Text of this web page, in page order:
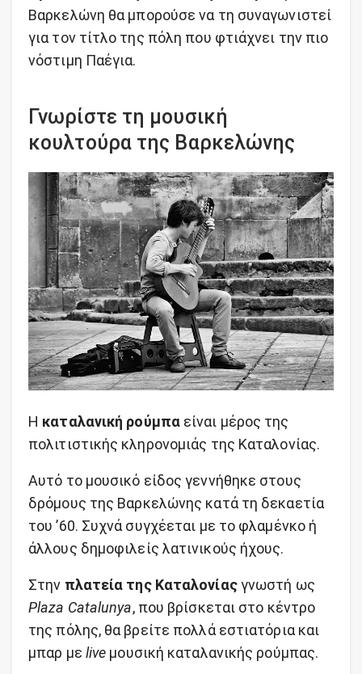
Βαρκελώνη θα μπορούσε να τη συναγωνιστεί
για τον τίτλο της πόλη που φτιάχνει την πιο
νόστιμη Παέγια.
Γνωρίστε τη μουσική
κουλτούρα της Βαρκελώνης
Η καταλανική ρούμπαείναι μέρος της
πολιτιστικής κληρονομιάς της Καταλονίας.
Αυτό το μουσικό είδος γεννήθηκε στους
δρόμους της Βαρκελώνης κατά τη δεκαετία
του ’60. Συχνά συγχέεται με το φλαμένκο ή
άλλους δημοφιλείς λατινικούς ήχους.
Στην πλατεία της Καταλονίαςγνωστή ως
Plaza Catalunya, που βρίσκεται στο κέντρο
της πόλης, θα βρείτε πολλά εστιατόρια και
μπαρ με live μουσική καταλανικής ρούμπας.